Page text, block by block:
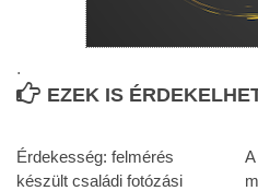
.
EZEK IS
Érdekesség: felmérés
készült családi fotózási